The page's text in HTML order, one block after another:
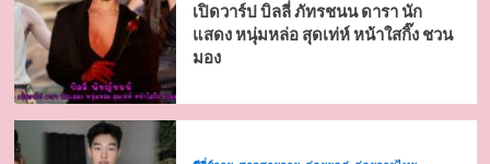
เปิดวาร์ป บิลลี่ ภัทรชนน ดารา นัก
แสดง หนุ่มหล่อ สุดเท่ห์ หน้าใสกิ๊ง ชวน
มอง